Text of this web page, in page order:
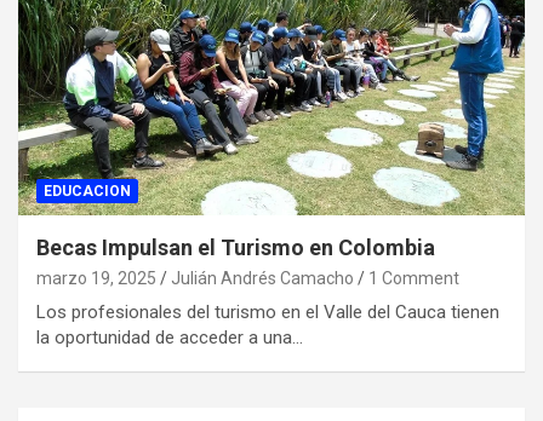
EDUCACION
Becas Impulsan el Turismo en Colombia
marzo 19, 2025 Julián Andrés Camacho 1 Comment
Los profesionales del turismo en el Valle del Cauca tienen
la oportunidad de acceder a una…